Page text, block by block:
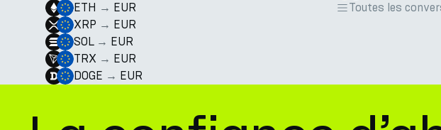
ETH → EUR
XRP → EUR
SOL → EUR
TRX → EUR
DOGE → EUR
Toutes les